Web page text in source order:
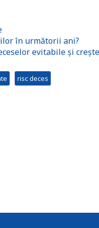
în următorii ani?
evitabile și
risc deces